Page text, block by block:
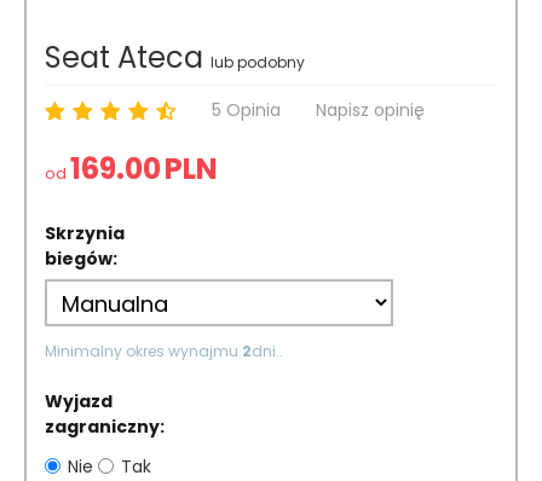
Seat Ateca lub podobny
5 Opinia Napisz opinię
od 169.00PLN
Skrzynia
biegów:
Minimalny okres wynajmu 2dni..
Wyjazd
zagraniczny:
Nie
Tak